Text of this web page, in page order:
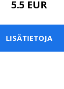
5.5 EUR
LISÄTIETOJA